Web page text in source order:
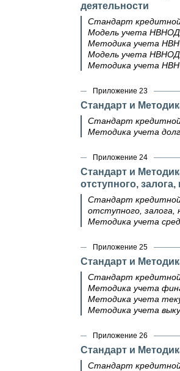
деятельности
Стандарт кредитной
Модель учета НВНОД
Методика учета
Модель учета НВНОД
Методика учета
Приложение 23
Стандарт и
Стандарт кредитной
Методика учета
Приложение 24
Стандарт и
отступного,
Стандарт
отступного, залога,
Методика учета
Приложение 25
Стандарт и
Стандарт
Методика учета
Методика учета
Методика учета
Приложение 26
Стандарт и
Стандарт